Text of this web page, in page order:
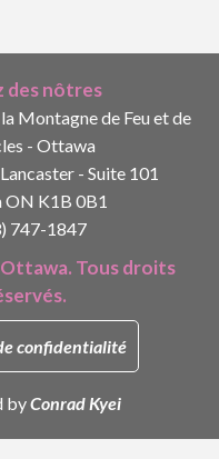
des nôtres
Montagne de Feu et de
- Ottawa
- Suite 101
K1B 0B1
747-1847
Tous droits
confidentialité
byConrad Kyei